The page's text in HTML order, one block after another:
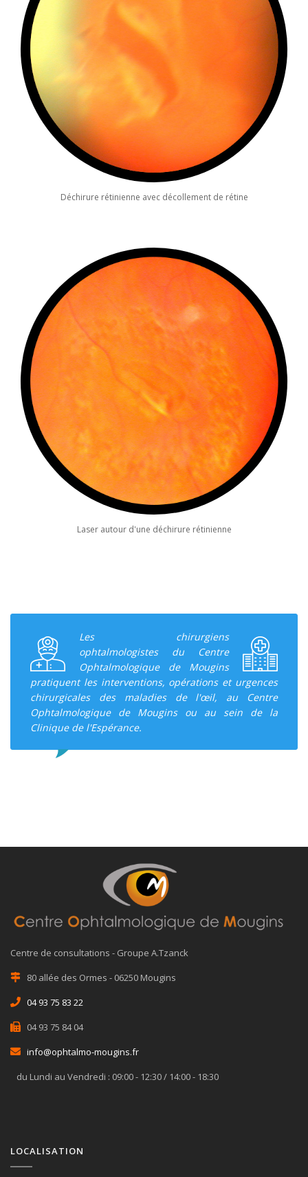
Déchirure rétinienne avec décollement de rétine
Laser autour d'une déchirure rétinienne
Les chirurgiens
ophtalmologistes du Centre
Ophtalmologique de Mougins
pratiquent les interventions, opérations et urgences
chirurgicales des maladies de l'œil, au Centre
Ophtalmologique de Mougins ou au sein de la
Clinique de l'Espérance.
Centre de consultations - Groupe A.Tzanck
80 allée des Ormes - 06250 Mougins
04 93 75 83 22
04 93 75 84 04
info@ophtalmo-mougins.fr
du Lundi au Vendredi : 09:00 - 12:30 / 14:00 - 18:30
LOCALISATION